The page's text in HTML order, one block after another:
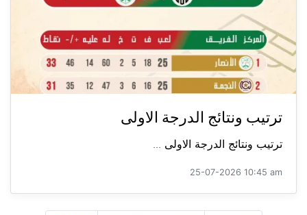
ترتيب ونتائج الدرجة الاولى
ترتيب ونتائج الدرجة الاولى ...
25-07-2026 10:45 am